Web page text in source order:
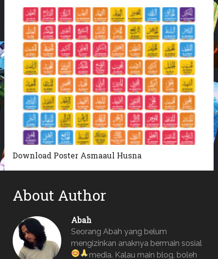
Download Poster Asmaaul Husna
About Author
Abah
Seorang Abah yang belum
mengizinkan anaknya bermain sosial
media. Kalau main blog, boleh